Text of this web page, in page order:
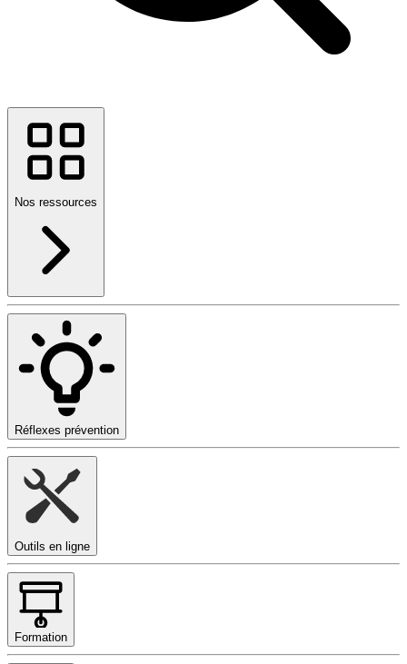
Nos ressources
Réflexes prévention
Outils en ligne
Formation